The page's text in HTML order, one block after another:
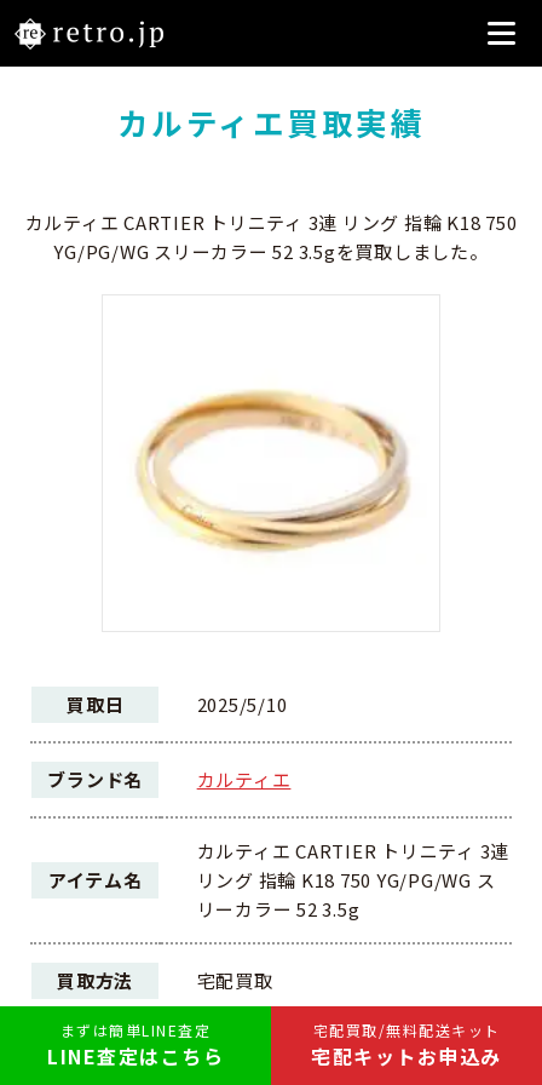
宅配買取/無料配送キット
宅配キットお申込み
まずは簡単LINE査定
LINE査定はこちら
カルティエ買取実績
カルティエ CARTIER トリニティ 3連 リング 指輪 K18 750
YG/PG/WG スリーカラー 52 3.5gを買取しました。
買取日 2025/5/10
ブランド名 カルティエ
アイテム名
カルティエ CARTIER トリニティ 3連
リング 指輪 K18 750 YG/PG/WG ス
リーカラー 52 3.5g
買取方法 宅配買取
ランク AB